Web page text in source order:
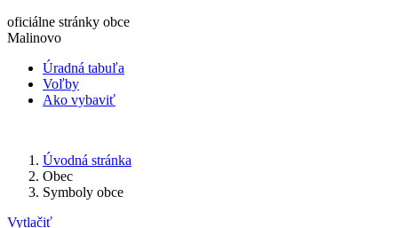
oficiálne stránky obce
Malinovo
Úradná tabuľa
Voľby
Ako vybaviť
Úvodná stránka
Obec
Symboly obce
Vytlačiť